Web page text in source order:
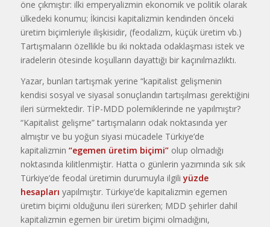
öne çıkmıştır: ilki emperyalizmin ekonomik ve politik olarak
ülkedeki konumu; İkincisi kapitalizmin kendinden önceki
üretim biçimleriyle ilişkisidir, (feodalizm, küçük üretim vb.)
Tartışmaların özellikle bu iki noktada odaklaşması istek ve
iradelerin ötesinde koşulların dayattığı bir kaçınılmazlıktı.
Yazar, bunları tartışmak yerine “kapitalist gelişmenin
kendisi sosyal ve siyasal sonuçlandın tartışılması gerektiğini
ileri sürmektedir. TİP-MDD polemiklerinde ne yapılmıştır?
“Kapitalist gelişme” tartışmaların odak noktasında yer
almıştır ve bu yoğun siyasi mücadele Türkiye’de
kapitalizmin “egemen üretim biçimi”olup olmadığı
noktasında kilitlenmiştir. Hatta o günlerin yazımında sık sık
Türkiye’de feodal üretimin durumuyla ilgiliyüzde
hesapları yapılmıştır. Türkiye’de kapitalizmin egemen
üretim biçimi olduğunu ileri sürerken; MDD şehirler dahil
kapitalizmin egemen bir üretim biçimi olmadığını,